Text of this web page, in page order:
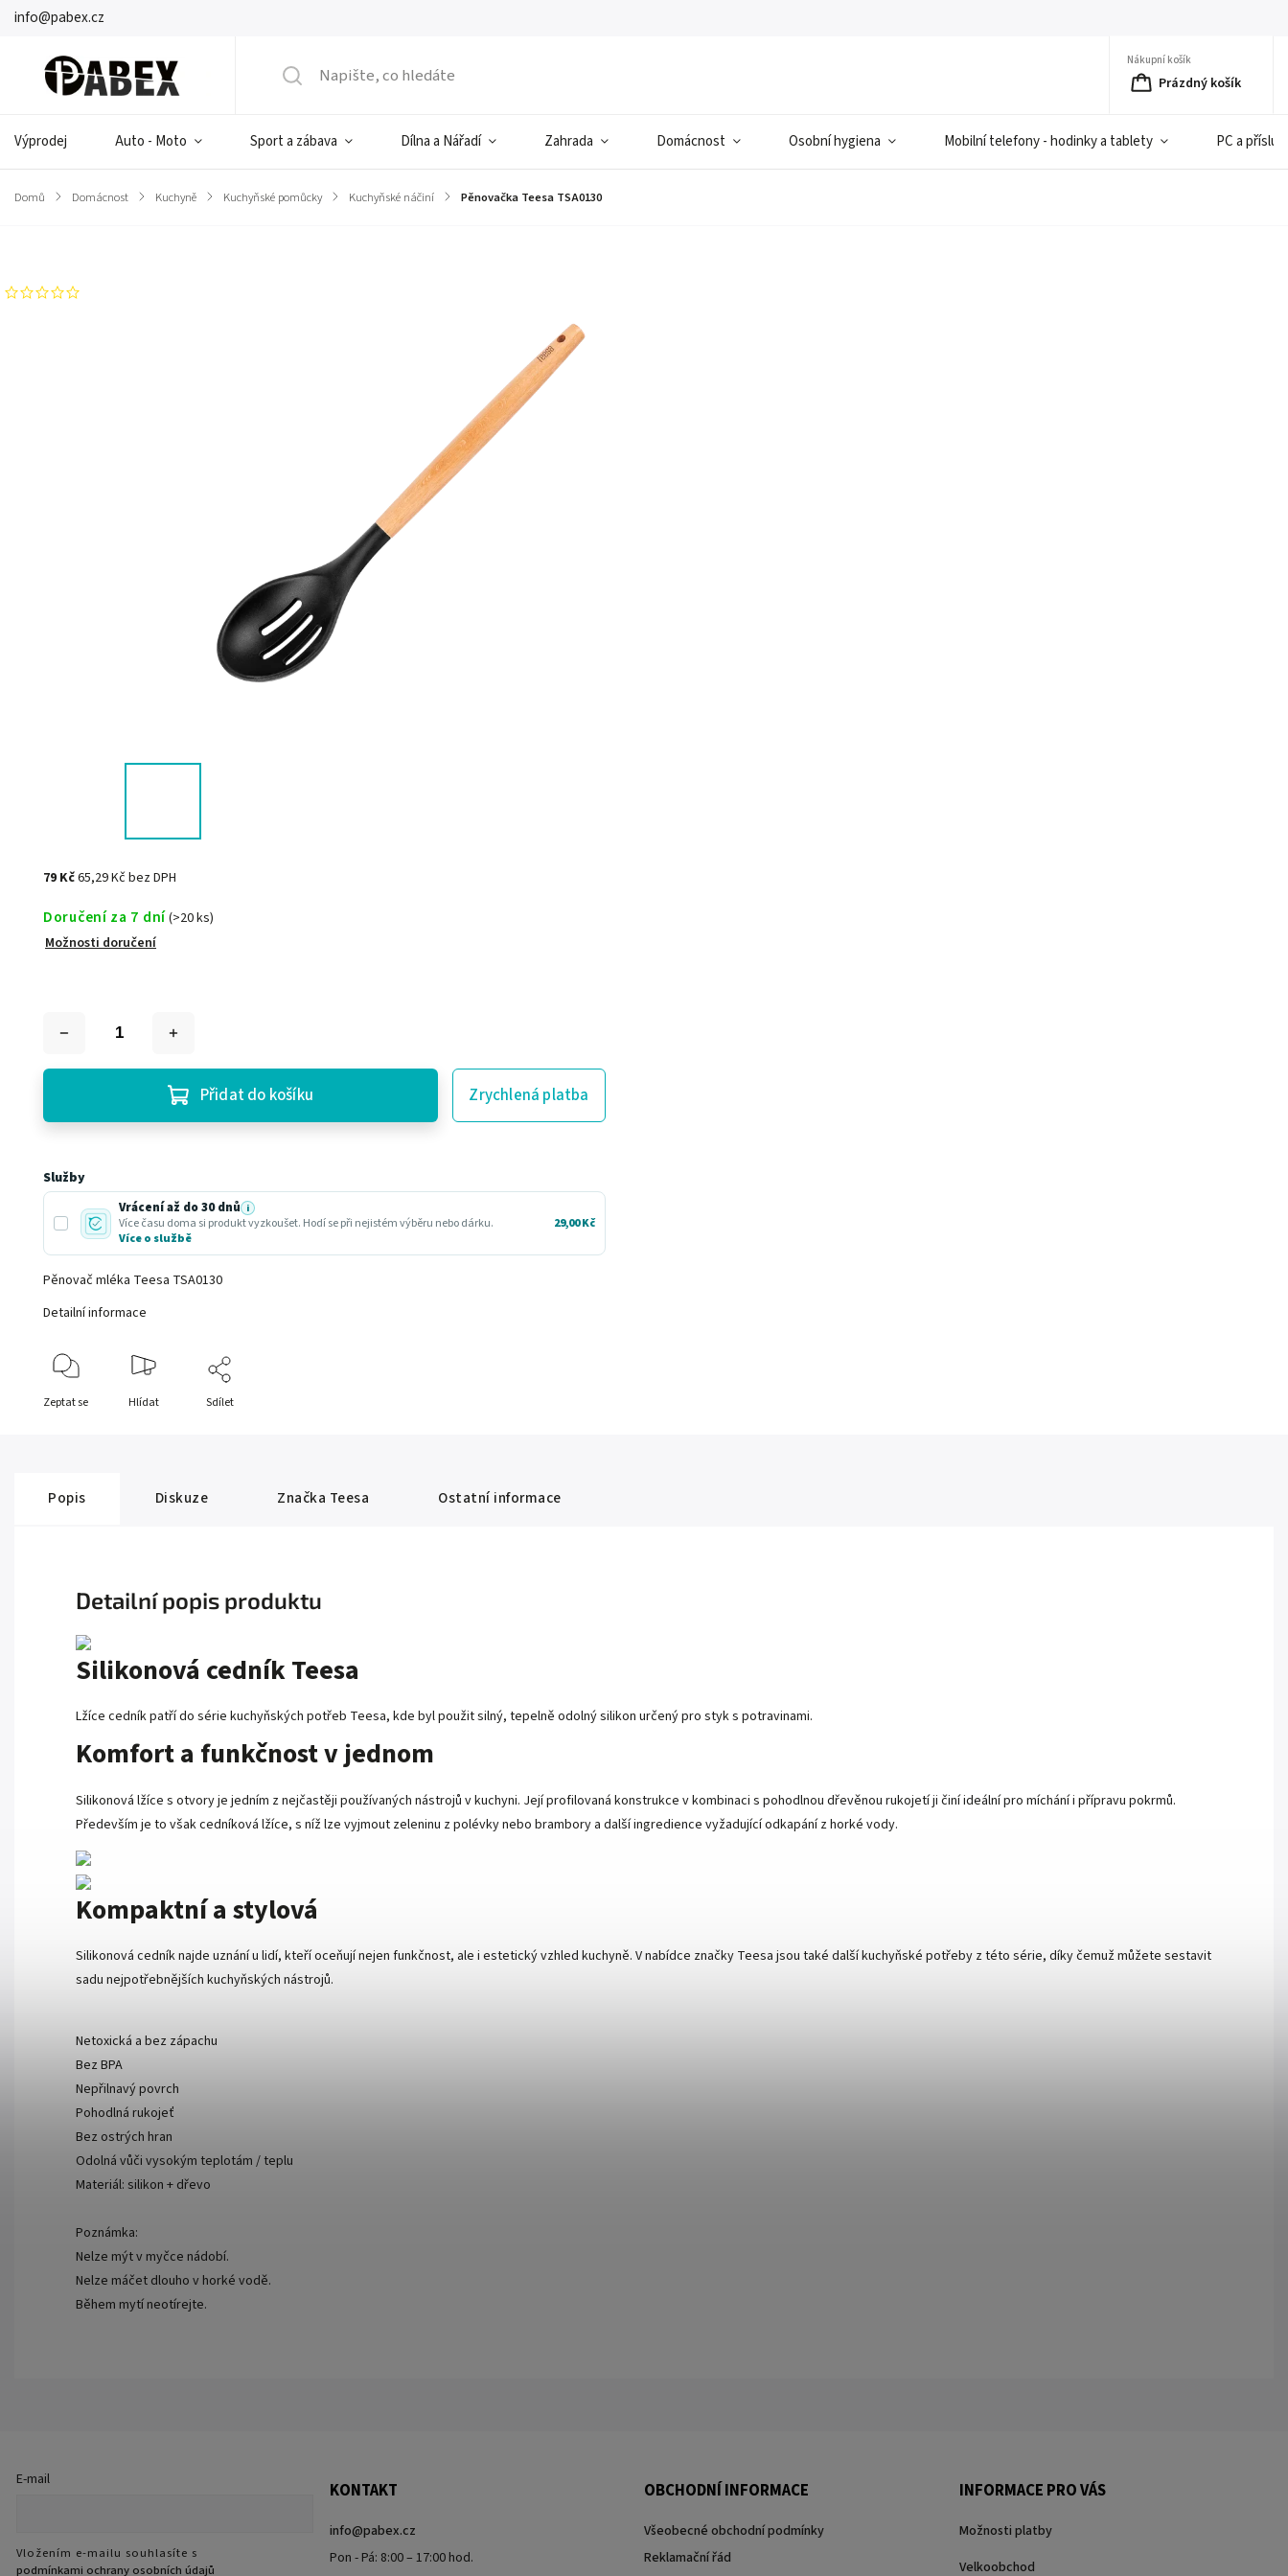
info@pabex.cz
Nákupní košík
Prázdný košík
Výprodej Auto - Moto Sport a zábava Dílna a Nářadí Zahrada Domácnost Osobní hygiena Mobilní telefony - hodinky a tablety PC a
Domů / Domácnost / Kuchyně / Kuchyňské pomůcky / Kuchyňské náčiní / Pěnovačka Teesa TSA0130
79 Kč65,29 Kč bez DPH
Doručení za 7 dní(>20 ks)
Možnosti doručení
Přidat do košíku Zrychlená platba
Služby
Vrácení až do 30 dnů i
Více času doma si produkt vyzkoušet. Hodí se při nejistém výběru nebo dárku.
Více o službě
29,00 Kč
Pěnovač mléka Teesa TSA0130
Detailní informace
Zeptat se Hlídat Sdílet
Popis Diskuze Značka Teesa Ostatní informace
Detailní popis produktu
Silikonová cedník Teesa
Lžíce cedník patří do série kuchyňských potřeb Teesa, kde byl použit silný, tepelně odolný silikon určený pro styk s potravinami.
Komfort a funkčnost v jednom
Silikonová lžíce s otvory je jedním z nejčastěji používaných nástrojů v kuchyni. Její profilovaná konstrukce v kombinaci s pohodlnou dřevěnou rukojetí ji činí ideální pro míchání i přípravu pokrmů.
Především je to však cedníková lžíce, s níž lze vyjmout zeleninu z polévky nebo brambory a další ingredience vyžadující odkapání z horké vody.
Kompaktní a stylová
Silikonová cedník najde uznání u lidí, kteří oceňují nejen funkčnost, ale i estetický vzhled kuchyně. V nabídce značky Teesa jsou také další kuchyňské potřeby z této série, díky čemuž můžete sestavit
sadu nejpotřebnějších kuchyňských nástrojů.
Netoxická a bez zápachu
Bez BPA
Nepřilnavý povrch
Pohodlná rukojeť
Bez ostrých hran
Odolná vůči vysokým teplotám / teplu
Materiál: silikon + dřevo
Poznámka:
Nelze mýt v myčce nádobí.
Nelze máčet dlouho v horké vodě.
Během mytí neotírejte.
E-mail
Vložením e-mailu souhlasíte s
podmínkami ochrany osobních údajů
KONTAKT
info@pabex.cz
Pon - Pá: 8:00 – 17:00 hod.
OBCHODNÍ INFORMACE
Všeobecné obchodní podmínky
Reklamační řád
INFORMACE PRO VÁS
Možnosti platby
Velkoobchod